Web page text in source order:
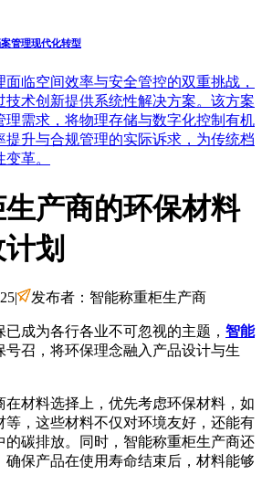
管理现代化转型
临空间效率与安全管控的双重挑战，
技术创新提供系统性解决方案。该方案
理需求，将物理存储与数字化控制有机
提升与合规管理的实际诉求，为传统档
革。
产商的环保材料
划
| 发布者：智能称重柜生产商
为各行各业不可忽视的主题， 智能
号召，将环保理念融入产品设计与生
材料选择上，优先考虑环保材料，如
等，这些材料不仅对环境友好，还能有
的碳排放。同时，智能称重柜生产商还
确保产品在使用寿命结束后，材料能够